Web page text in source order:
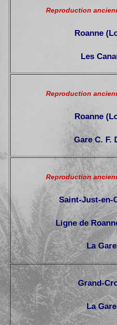
Reproduction
Roanne
Les
Reproduction
Roanne
Gare C. F.
Reproduction
Saint-Just-en-
Ligne de
La
Grand-
La